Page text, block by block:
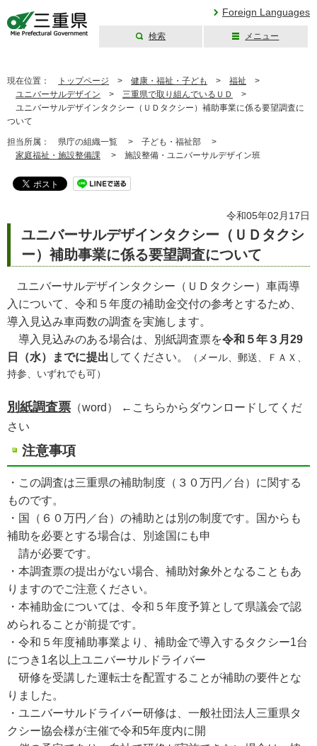
Foreign Languages
検索 メニュー
現在位置： トップページ > 健康・福祉・子ども > 福祉 >
ユニバーサルデザイン > 三重県で取り組んでいるＵＤ
>
ユニバーサルデザインタクシー（ＵＤタクシー）補助事業に係る要望調査に
ついて
担当所属： 県庁の組織一覧 > 子ども・福祉部 >
家庭福祉・施設整備課 > 施設整備・ユニバーサルデザイン班
令和05年02月17日
ユニバーサルデザインタクシー（ＵＤタクシ
ー）補助事業に係る要望調査について
ユニバーサルデザインタクシー（ＵＤタクシー）車両導
入について、令和５年度の補助金交付の参考とするため、
導入見込み車両数の調査を実施します。
導入見込みのある場合は、別紙調査票を令和５年３月29
日（水）までに提出 してください。
（メール、郵送、ＦＡＸ、
持参、いずれでも可）
別紙調査票 （word） ← こちらからダウンロードしてくだ
さい
注意事項
・この調査は三重県の補助制度（３０万円／台）に関する
ものです。
・国（６０万円／台）の補助とは別の制度です。国からも
補助を必要とする場合は、別途国にも申
請が必要です。
・本調査票の提出がない場合、補助対象外となることもあ
りますのでご注意ください。
・本補助金については、令和５年度予算として県議会で認
められることが前提です。
・令和５年度補助事業より、補助金で導入するタクシー1台
につき1名以上ユニバーサルドライバー
研修を受講した運転士を配置することが補助の要件とな
りました。
・ユニバーサルドライバー研修は、一般社団法人三重県タ
クシー協会様が主催で令和5年度内に開